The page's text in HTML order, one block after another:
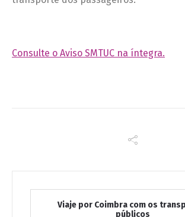
Consulte o Aviso SMTUC na íntegra.
Viaje por Coimbra com os
públicos